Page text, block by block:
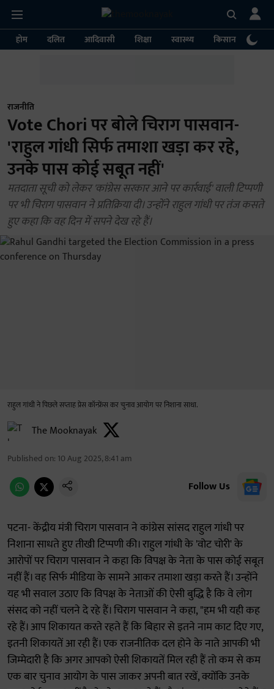
होम दलित आदिवासी शिक्षा स्वास्थ्य किसान
राजनीति
Vote Chori पर बोले चिराग पासवान-
'राहुल गांधी सिर्फ तमाशा खड़ा कर रहे,
उनके पास कोई सबूत नहीं'
मतदाता सूची को लेकर 'कांग्रेस सरकार आने पर कार्रवाई' वाली टिप्पणी
पर भी चिराग पासवान ने प्रतिक्रिया दी। उन्होंने राहुल गांधी पर तंज कसते
हुए कहा कि वह दिन में सपने देख रहे हैं।
राहुल गांधी ने पिछले सप्ताह प्रेस कॉन्फ्रेंस कर चुनाव आयोग पर निशाना साधा.
The Mooknayak
Published on: 10 Aug 2025, 8:41 am
Follow Us
पटना- केंद्रीय मंत्री चिराग पासवान ने कांग्रेस सांसद राहुल गांधी पर
निशाना साधते हुए तीखी टिप्पणी की। राहुल गांधी के 'वोट चोरी' के
आरोपों पर चिराग पासवान ने कहा कि विपक्ष के नेता के पास कोई सबूत
नहीं हैं। वह सिर्फ मीडिया के सामने आकर तमाशा खड़ा करते हैं। उन्होंने
यह भी सवाल उठाए कि विपक्ष के नेताओं की ऐसी बुद्धि है कि वे लोग
संसद को नहीं चलने दे रहे हैं। चिराग पासवान ने कहा, "हम भी यही कह
रहे हैं। आप शिकायत करते रहते हैं कि बिहार से इतने नाम काट दिए गए,
इतनी शिकायतें आ रही हैं। एक राजनीतिक दल होने के नाते आपकी भी
जिम्मेदारी है कि अगर आपको ऐसी शिकायतें मिल रही हैं तो कम से कम
एक बार चुनाव आयोग के पास जाकर अपनी बात रखें, क्योंकि उनके